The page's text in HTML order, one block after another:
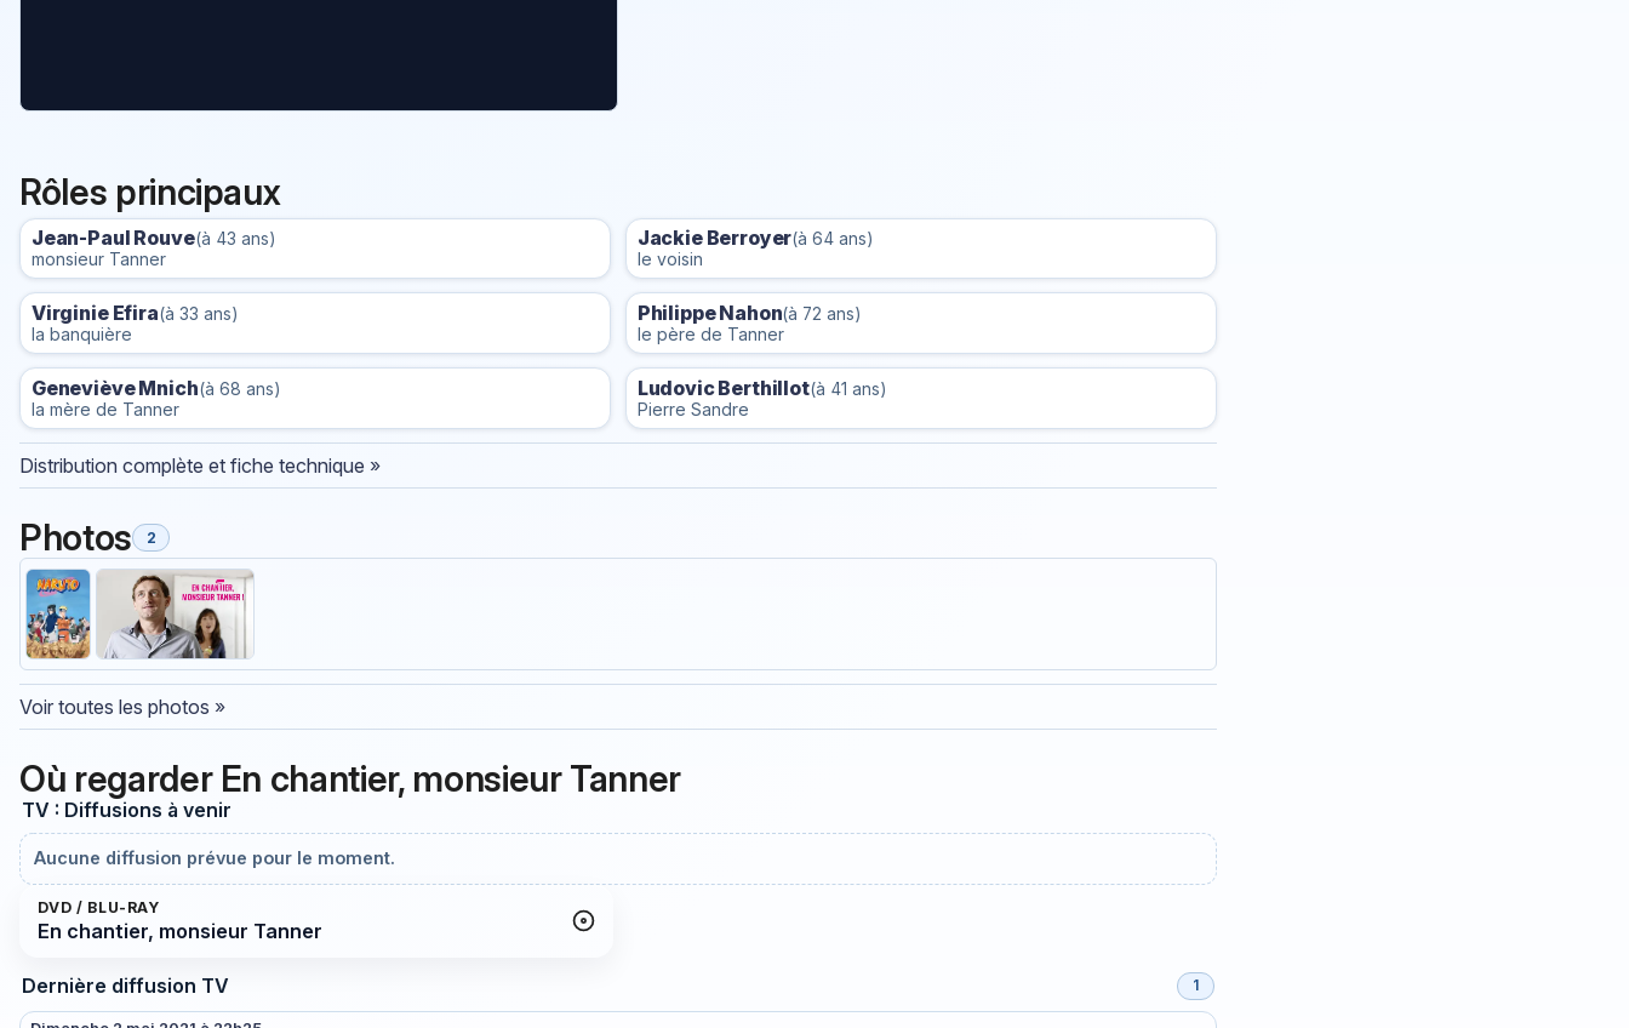
Rôles principaux
Jean-Paul Rouve(à 43 ans)
monsieur Tanner
Jackie Berroyer(à 64 ans)
le voisin
Virginie Efira(à 33 ans)
la banquière
Philippe Nahon(à 72 ans)
le père de Tanner
Geneviève Mnich(à 68 ans)
la mère de Tanner
Ludovic Berthillot(à 41 ans)
Pierre Sandre
Distribution complète et fiche technique »
Photos 2
Voir toutes les photos »
Où regarder En chantier, monsieur Tanner
TV : Diffusions à venir
Aucune diffusion prévue pour le moment.
DVD / BLU-RAY
En chantier, monsieur Tanner
Dernière diffusion TV 1